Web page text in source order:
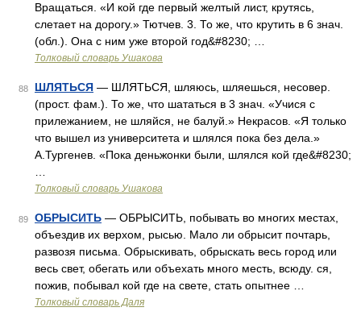
Вращаться. «И кой где первый желтый лист, крутясь,
слетает на дорогу.» Тютчев. 3. То же, что крутить в 6 знач.
(обл.). Она с ним уже второй год&#8230; …
Толковый словарь Ушакова
88 ШЛЯТЬСЯ — ШЛЯТЬСЯ, шляюсь, шляешься, несовер.
(прост. фам.). То же, что шататься в 3 знач. «Учися с
прилежанием, не шляйся, не балуй.» Некрасов. «Я только
что вышел из университета и шлялся пока без дела.»
А.Тургенев. «Пока деньжонки были, шлялся кой где&#8230;
Толковый словарь Ушакова
89 ОБРЫСИТЬ — ОБРЫСИТЬ, побывать во многих местах,
объездив их верхом, рысью. Мало ли обрысит почтарь,
развозя письма. Обрыскивать, обрыскать весь город или
весь свет, обегать или объехать много месть, всюду. ся,
пожив, побывал кой где на свете, стать опытнее …
Толковый словарь Даля